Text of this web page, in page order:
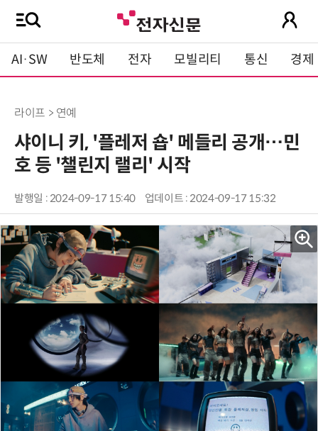
AI·SW 반도체 전자 모빌리티 통신 경제
라이프 > 연예
샤이니 키, '플레저 숍' 메들리 공개…민
호 등 '챌린지 랠리' 시작
발행일 : 2024-09-17 15:40 업데이트 : 2024-09-17 15:32